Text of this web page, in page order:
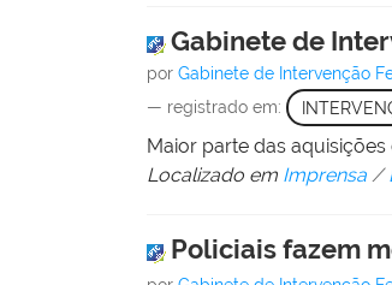
Gabinete de
por Gabinete de Intervenção
— registrado em:
Maior parte das
Localizado em Imprensa /
Policiais fazem